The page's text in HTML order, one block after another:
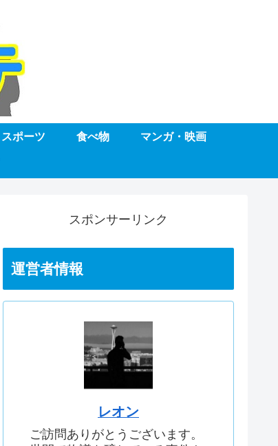
スポーツ 食べ物 マンガ・映画
スポンサーリンク
運営者情報
レオン
ご訪問ありがとうございます。